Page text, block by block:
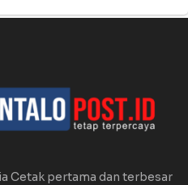
Cetak pertama dan terbesar